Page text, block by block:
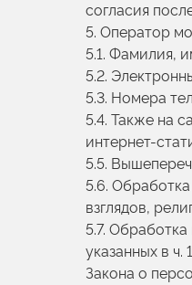
согласия
5. Оператор
5.1. Фамилия,
5.2.
5.3. Номера
5.4. Также на
интернет-
5.5.
5.6.
взглядов,
5.7.
указанных в
Закона о